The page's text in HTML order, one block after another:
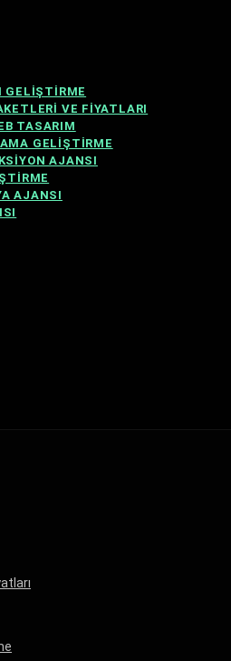
GELIŞTIRME
VE FIYATLARI
TASARIM
GELIŞTIRME
AJANSI
AJANSI